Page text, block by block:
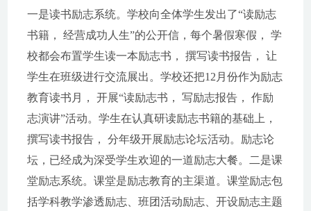
一是读书励志系统。学校向全体学生发出了“读励志
书籍， 经营成功人生”的公开信，每个暑假寒假， 学
校都会布置学生读一本励志书， 撰写读书报告， 让
学生在班级进行交流展出。学校还把12月份作为励志
教育读书月， 开展“读励志书， 写励志报告， 作励
志演讲”活动。学生在认真研读励志书籍的基础上，
撰写读书报告， 分年级开展励志论坛活动。励志论
坛，已经成为深受学生欢迎的一道励志大餐。二是课
堂励志系统。课堂是励志教育的主渠道。课堂励志包
括学科教学渗透励志、班团活动励志、开设励志主题